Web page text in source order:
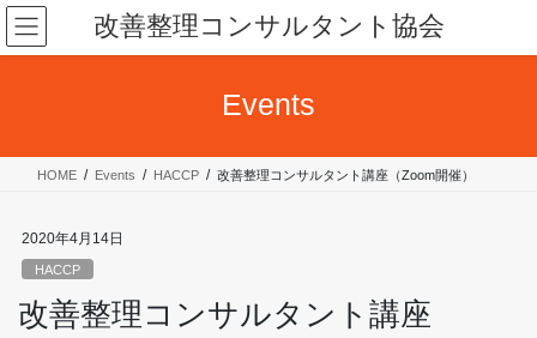
コ
ン
テ
ス
ナ
ビ
ゲ
ン
改善整理コンサルタント協会
Events
HOME Events HACCP 改善整理コンサルタント講座（Zoom開催）
2020年4月14日
HACCP
改善整理コンサルタント講座